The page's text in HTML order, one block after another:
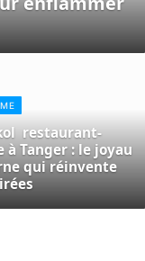
restaurant-
à Tanger : le joyau
qui réinvente